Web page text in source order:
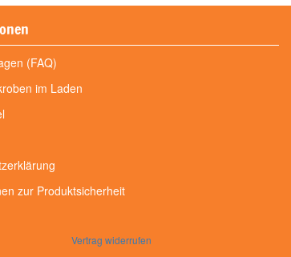
(FAQ)
im Laden
zur Produktsicherheit
Vertrag widerrufen